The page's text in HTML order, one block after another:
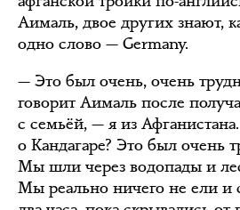
Аималь, двое других знают,
одно слово — Germany.
— Это был очень, очень
говорит Аималь после
с семьёй, — я из
о Кандагаре? Это был очень
Мы шли через водопады и
Мы реально ничего не ели и